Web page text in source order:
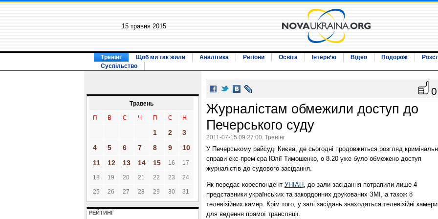
15 травня 2015
Тренінг Щоб ми так жили Аналітика Регіони Освіта Інтерв‘ю Відео Подорож
Суспільство
Травень
П В С Ч П С Н
1 2
3
4
5 6 7 8 9
10
11
12 13 14 15 16 17
18 19 20 21 22 23 24
25 26 27 28 29 30 31
РЕЙТИНГ
0
Журналістам обмежили доступ до
Печерського суду
2011-07-15 09:27:00. Тренінг
У Печерському райсуді Києва, де сьогодні продовжиться розгляд
справи екс-прем’єра Юлії Тимошенко, о 8.20 уже було обмежено доступ
журналістів до судового засідання.
Як передає кореспондент УНІАН, до зали засідання потрапили лише 4
представники українських та закордонних друкованих ЗМІ, а також 8
телевізійних камер. Крім того, у залі засідань знаходяться телевізійні камери
для ведення прямої трансляції.